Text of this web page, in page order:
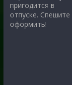
пригодится в
отпуске. Спешите
оформить!